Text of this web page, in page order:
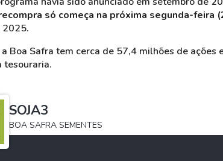
só começa na próxima segunda-feira
2025.
Boa Safra tem cerca de 57,4 milhões de ações
tesouraria.
SOJA3
BOA SAFRA SEMENTES